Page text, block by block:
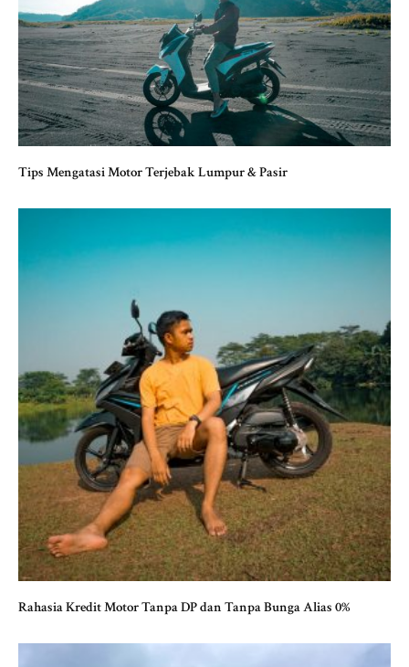
Tips Mengatasi Motor Terjebak Lumpur & Pasir
Rahasia Kredit Motor Tanpa DP dan Tanpa Bunga Alias 0%